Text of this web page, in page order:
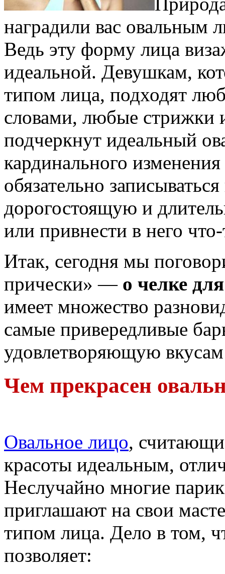
наградили вас овальным
Ведь эту форму лица
идеальной. Девушкам,
типом лица, подходят
словами, любые стрижки
подчеркнут идеальный
кардинального
обязательно
дорогостоящую и
или привнести в него
Итак, сегодня мы
прически» — о челке
имеет множество
самые привередливые
удовлетворяющую
Чем прекрасен
Овальное лицо,
красоты идеальным,
Неслучайно многие
приглашают на свои
типом лица. Дело в том,
позволяет: